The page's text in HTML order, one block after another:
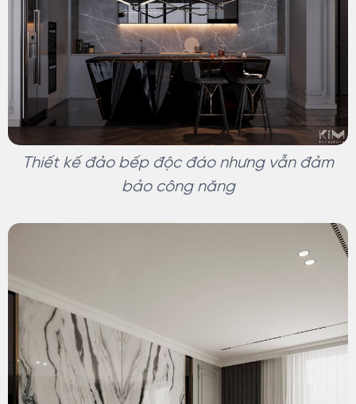
Thiết kế đảo bếp độc đáo nhưng vẫn đảm
bảo công năng